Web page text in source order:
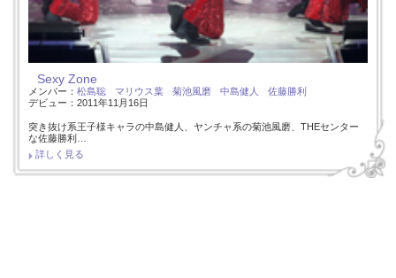
Sexy Zone
メンバー： 松島聡 マリウス葉 菊池風磨 中島健人
佐藤勝利
デビュー：2011年11月16日
突き抜け系王子様キャラの中島健人、ヤンチャ系の菊池風磨、THEセンター
な佐藤勝利…
詳しく見る